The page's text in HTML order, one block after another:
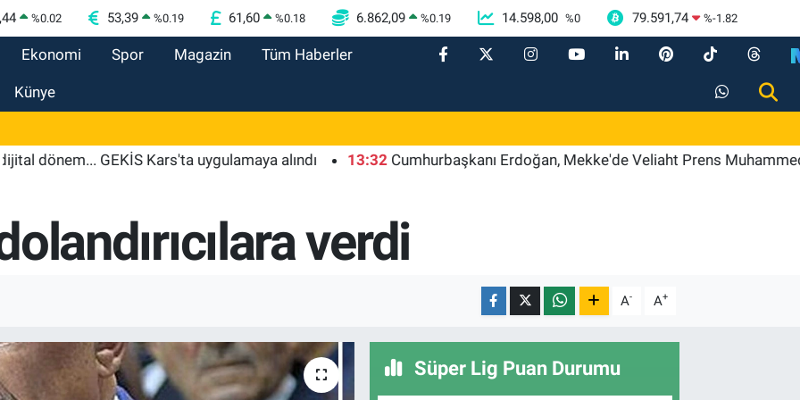
%0.02 53,39 %0.19 61,60 %0.18 6.862,09 %0.19 14.598,00 %0 79.591,74 %-1.82
Ekonomi Spor Magazin Tüm Haberler
Künye
GEKİS Kars'ta uygulamaya alındı 13:32 Cumhurbaşkanı Erdoğan, Mekke'de Veliaht Prens Muhammed bin
verdi
A- A+
Süper Lig Puan Durumu